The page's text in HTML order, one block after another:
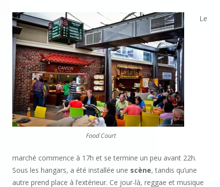
Food Court
Le
marché commence à 17h et se termine un peu avant 22h.
Sous les hangars, a été installée une scène, tandis qu’une
autre prend place à l’extérieur. Ce jour-là, reggae et musique